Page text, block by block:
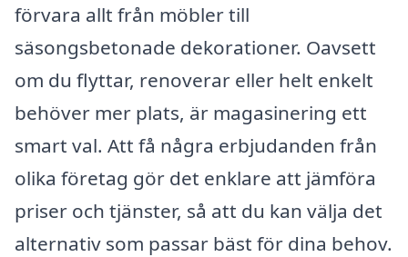
förvara allt från möbler till
säsongsbetonade dekorationer. Oavsett
om du flyttar, renoverar eller helt enkelt
behöver mer plats, är magasinering ett
smart val. Att få några erbjudanden från
olika företag gör det enklare att jämföra
priser och tjänster, så att du kan välja det
alternativ som passar bäst för dina behov.